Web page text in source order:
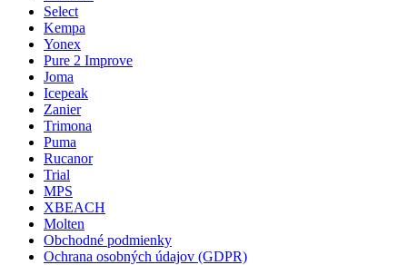
Select
Kempa
Yonex
Pure 2 Improve
Joma
Icepeak
Zanier
Trimona
Puma
Rucanor
Trial
MPS
XBEACH
Molten
Obchodné podmienky
Ochrana osobných údajov (GDPR)